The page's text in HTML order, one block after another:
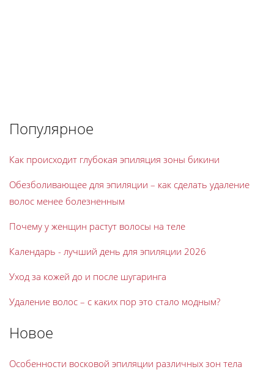
Популярное
Как происходит глубокая эпиляция зоны бикини
Обезболивающее для эпиляции – как сделать удаление
волос менее болезненным
Почему у женщин растут волосы на теле
Календарь - лучший день для эпиляции 2026
Уход за кожей до и после шугаринга
Удаление волос – с каких пор это стало модным?
Новое
Особенности восковой эпиляции различных зон тела